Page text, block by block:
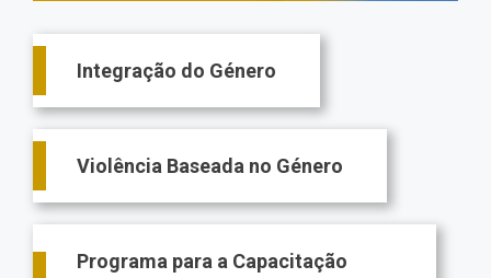
Main
navigation
Integração do Género
Violência Baseada no Género
Programa para a Capacitação